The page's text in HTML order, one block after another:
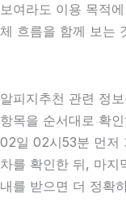
보여라도 이용 목적
체 흐름을 함께 보는
알피지추천 관련 정
항목을 순서대로 확
02일 02시53분 먼저
차를 확인한 뒤, 마지
내를 받으면 더 정확